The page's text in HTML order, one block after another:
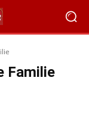
Familie